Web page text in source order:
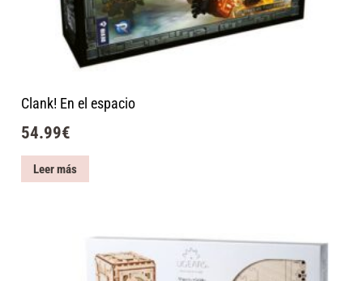
Clank! En el espacio
54.99€
Leer más